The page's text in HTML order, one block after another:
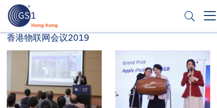
主Header
Second
Menu
香港物联网会议2019